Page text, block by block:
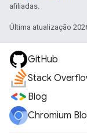
afiliadas.
Última atualização
GitHub
Stack
Blog
Chromium